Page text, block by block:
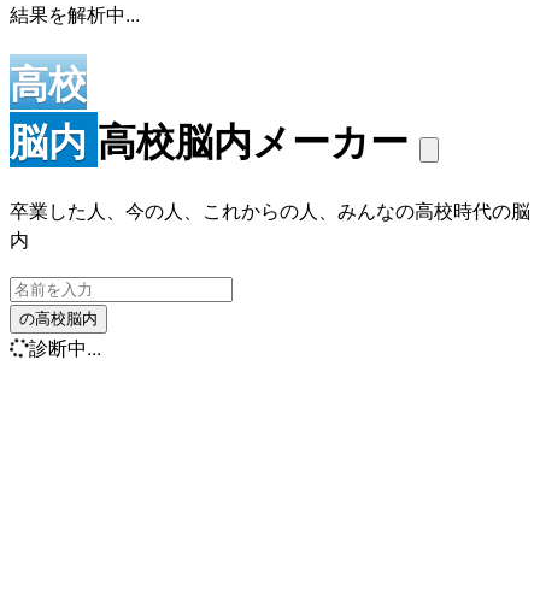
結果を解析中...
高校
脳内 高校脳内メーカー
卒業した人、今の人、これからの人、みんなの高校時代の脳
内
の高校脳内
診断中...